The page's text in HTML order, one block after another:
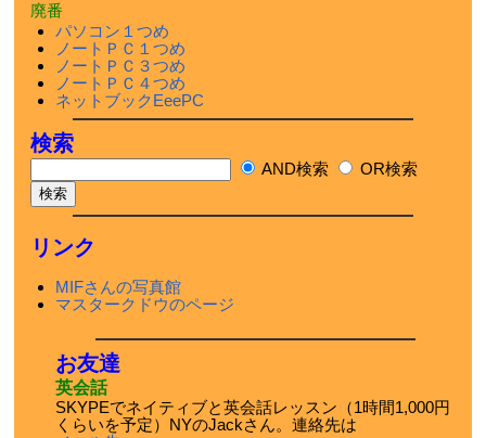
廃番
パソコン１つめ
ノートＰＣ１つめ
ノートＰＣ３つめ
ノートＰＣ４つめ
ネットブックEeePC
検索
AND検索 OR検索
リンク
MIFさんの写真館
マスタークドウのページ
お友達
英会話
SKYPEでネイティブと英会話レッスン（1時間1,000円
くらいを予定）NYのJackさん。連絡先は